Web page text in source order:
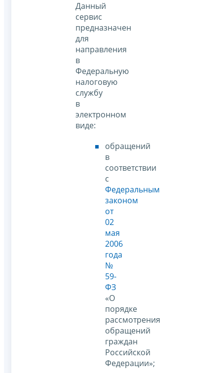
Данный
сервис
предназначен
для
направления
в
Федеральную
налоговую
службу
в
электронном
виде:
обращений
в
соответствии
с
Федеральным
законом
от
02
мая
2006
года
№
59-
ФЗ
«О
порядке
рассмотрения
обращений
граждан
Российской
Федерации»;